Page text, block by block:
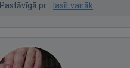
Pastāvīgā pr...
lasīt vairāk